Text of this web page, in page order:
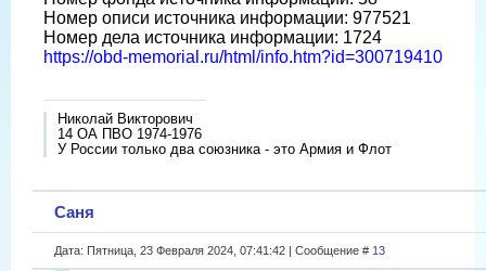
Номер описи источника информации: 977521
Номер дела источника информации: 1724
https://obd-memorial.ru/html/info.htm?id=300719410
Николай Викторович
14 ОА ПВО 1974-1976
У России только два союзника - это Армия и Флот
Саня
Дата: Пятница, 23 Февраля 2024, 07:41:42 | Сообщение # 13